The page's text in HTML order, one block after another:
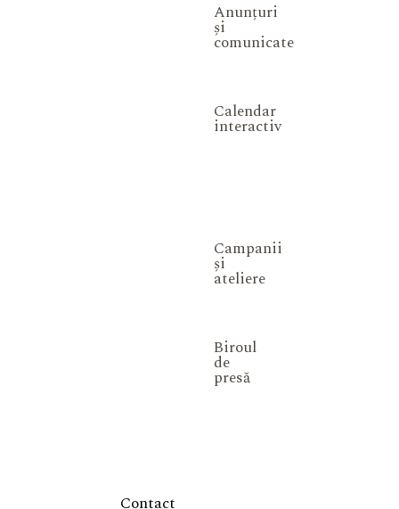
Anunțuri
și
comunicate
Calendar
interactiv
Campanii
și
ateliere
Biroul
de
presă
Contact